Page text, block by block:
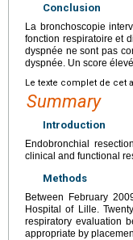
Conclusion
La bronchoscopie
fonction respiratoire et
dyspnée ne sont pas
dyspnée. Un score
Le texte complet de cet
Summary
Introduction
Endobronchial
clinical and functional
Methods
Between February
Hospital of Lille.
respiratory evaluation
appropriate by